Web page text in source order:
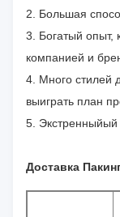
2. Большая
3. Богатый опыт,
компанией и
4. Много стилей
выиграть план
5. Экстренныйый
Доставка